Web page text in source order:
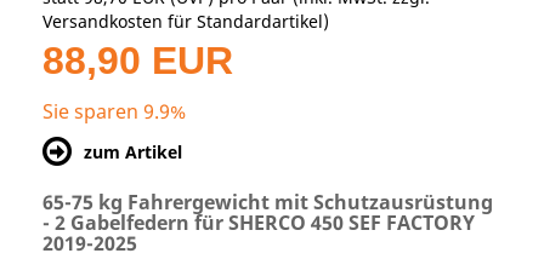
Versandkosten für Standardartikel)
88,90 EUR
Sie sparen 9.9%
zum Artikel
65-75 kg Fahrergewicht mit Schutzausrüstung
- 2 Gabelfedern für SHERCO 450 SEF FACTORY
2019-2025